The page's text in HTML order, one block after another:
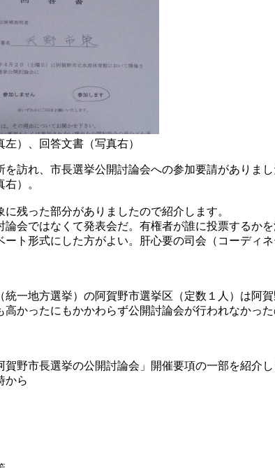
）、回答文書（写真右）
訪れ、市長選挙公開討論会への参加要請がありま
）。
残った部分がありましたので紹介します。
会ではなくて発表会だ。有権者が誰に投票するか
ト形式にした方がよい。肝心要の司会（コーディ
統一地方選挙）の阿賀野市選挙区（定数１人）は
かったにもかかわらず公開討論会が行われなかっ
野市長選挙の公開討論会」開催要項の一部を紹介し
ら